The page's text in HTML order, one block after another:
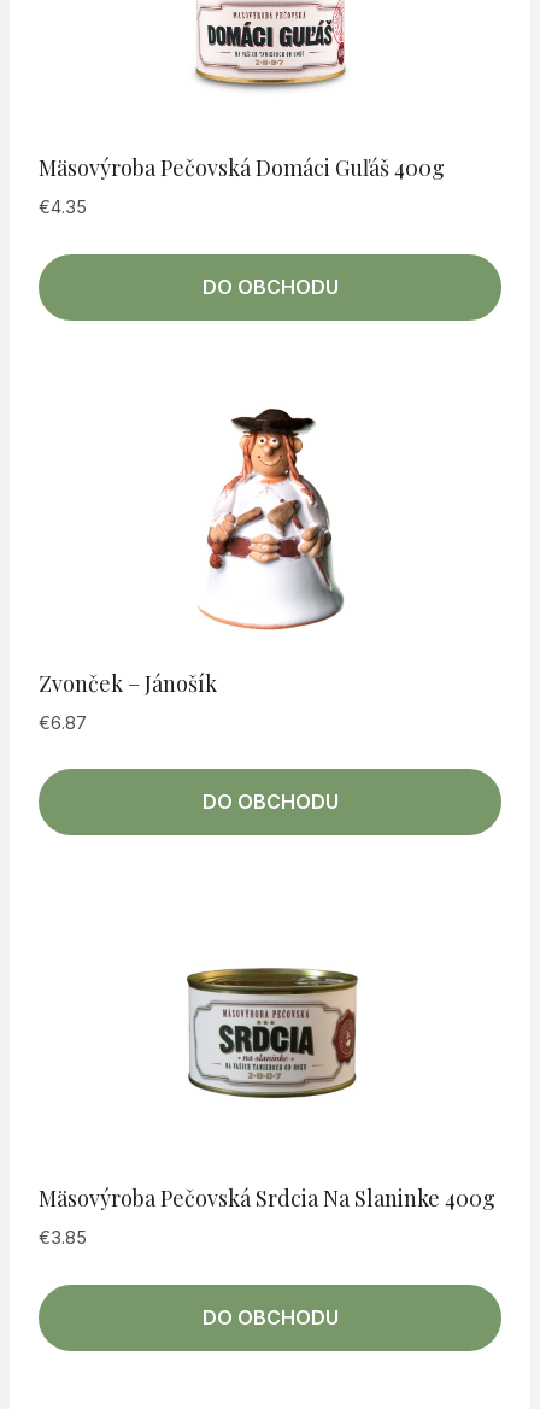
Mäsovýroba Pečovská Domáci Guľáš 400g
€4.35
DO OBCHODU
Zvonček – Jánošík
€6.87
DO OBCHODU
Mäsovýroba Pečovská Srdcia Na Slaninke 400g
€3.85
DO OBCHODU